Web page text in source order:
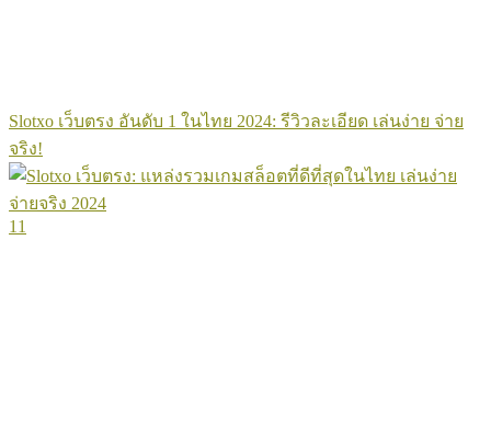
Slotxo เว็บตรง อันดับ 1 ในไทย 2024: รีวิวละเอียด เล่นง่าย จ่าย
จริง!
11